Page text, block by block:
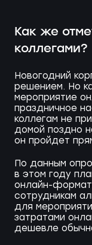
Как же
коллегами?
Новогодний
решением. Но
мероприятие
праздничное
коллегам не
домой поздно
он пройдет
По данным
в этом году
онлайн-
сотрудникам
для
затратами
дешевле